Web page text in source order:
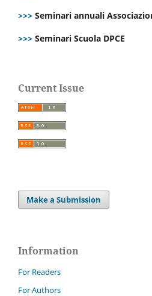
>>> Seminari annuali
>>> Seminari Scuola DPCE
Current Issue
Make a Submission
Information
For Readers
For Authors